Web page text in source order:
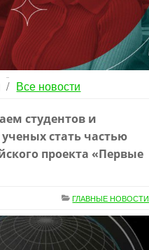
/ Все новости
студентов и
стать частью
проекта «Первые
ГЛАВНЫЕ НОВОСТИ